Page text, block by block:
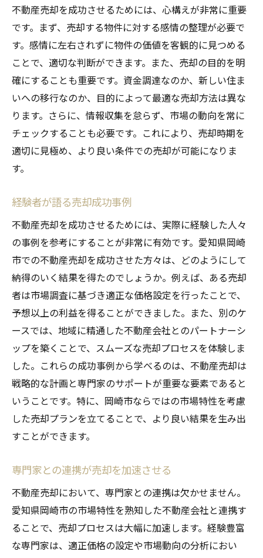
不動産売却を成功させるためには、心構えが非常に重要
です。まず、売却する物件に対する感情の整理が必要で
す。感情に左右されずに物件の価値を客観的に見つめる
ことで、適切な判断ができます。また、売却の目的を明
確にすることも重要です。資金調達なのか、新しい住ま
いへの移行なのか、目的によって最適な売却方法は異な
ります。さらに、情報収集を怠らず、市場の動向を常に
チェックすることも必要です。これにより、売却時期を
適切に見極め、より良い条件での売却が可能になりま
す。
経験者が語る売却成功事例
不動産売却を成功させるためには、実際に経験した人々
の事例を参考にすることが非常に有効です。愛知県岡崎
市での不動産売却を成功させた方々は、どのようにして
納得のいく結果を得たのでしょうか。例えば、ある売却
者は市場調査に基づき適正な価格設定を行ったことで、
予想以上の利益を得ることができました。また、別のケ
ースでは、地域に精通した不動産会社とのパートナーシ
ップを築くことで、スムーズな売却プロセスを体験しま
した。これらの成功事例から学べるのは、不動産売却は
戦略的な計画と専門家のサポートが重要な要素であると
いうことです。特に、岡崎市ならではの市場特性を考慮
した売却プランを立てることで、より良い結果を生み出
すことができます。
専門家との連携が売却を加速させる
不動産売却において、専門家との連携は欠かせません。
愛知県岡崎市の市場特性を熟知した不動産会社と連携す
ることで、売却プロセスは大幅に加速します。経験豊富
な専門家は、適正価格の設定や市場動向の分析におい